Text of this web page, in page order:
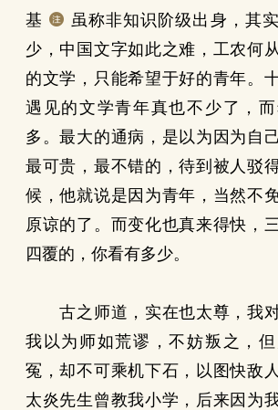
基
虽称非知识阶级出身，其
少，中国文字如此之难，工农何
的文学，只能希望于好的青年。
遇见的文学青年真也不少了，
多。最大的通病，是以为因为自
最可贵，最不错的，待到被人驳
候，他就说是因为青年，当然不
原谅的了。而变化也真来得快，
四覆的，你看有多少。
古之师道，实在也太尊，我对
我以为师如荒谬，不妨叛之，
冤，却不可乘机下石，以图快敌
太炎先生曾教我小学，后来因为